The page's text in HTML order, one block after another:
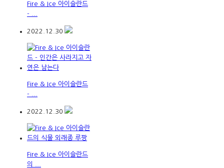
Fire & Ice 아이슬란드
- ...
2022.12.30
Fire & Ice 아이슬란드
- ...
2022.12.30
Fire & Ice 아이슬란드
의 ...